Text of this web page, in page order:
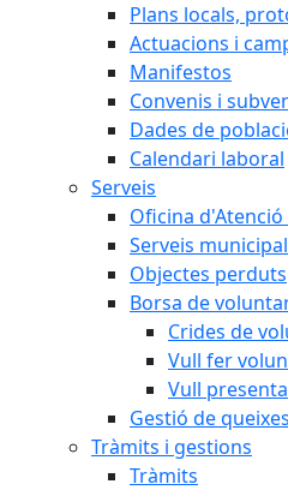
Plans locals,
Actuacions i
Manifestos
Convenis i
Dades de
Calendari laboral
Serveis
Oficina
Serveis
Objectes perduts
Borsa de
Crides de
Vull fer
Vull
Gestió de
Tràmits i gestions
Tràmits